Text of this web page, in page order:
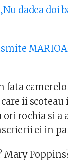
dadea doi
fata
ii
ori rochia si
ei in
Mary